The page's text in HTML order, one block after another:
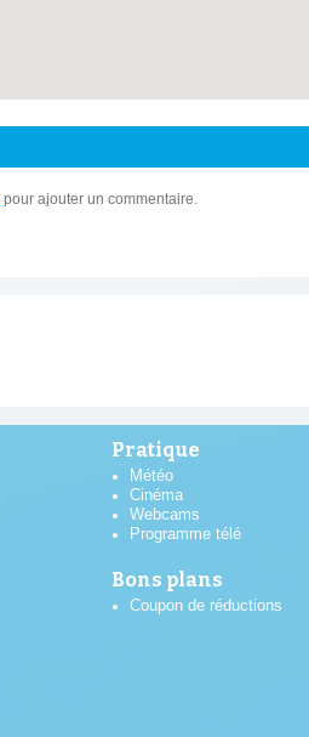
pour ajouter un commentaire.
Pratique
Météo
Cinéma
Webcams
Programme télé
Bons plans
Coupon de réductions